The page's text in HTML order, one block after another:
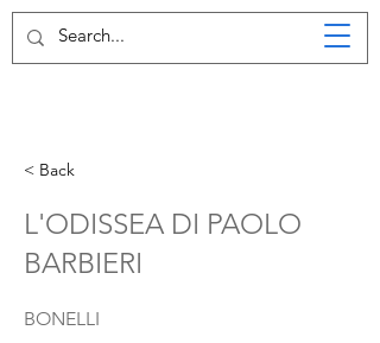
< Back
L'ODISSEA DI PAOLO
BARBIERI
BONELLI